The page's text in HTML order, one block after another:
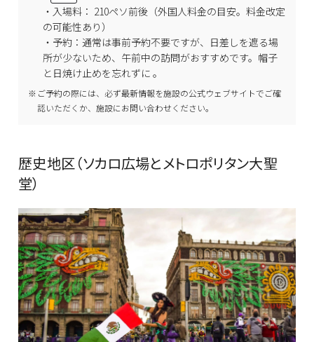
・入場料： 210ペソ前後（外国人料金の目安。料金改定
の可能性あり）
・予約：通常は事前予約不要ですが、日差しを遮る場
所が少ないため、午前中の訪問がおすすめです。帽子
と日焼け止めを忘れずに 。
ご予約の際には、必ず最新情報を施設の公式ウェブサイトでご確
認いただくか、施設にお問い合わせください。
歴史地区（ソカロ広場とメトロポリタン大聖
堂）